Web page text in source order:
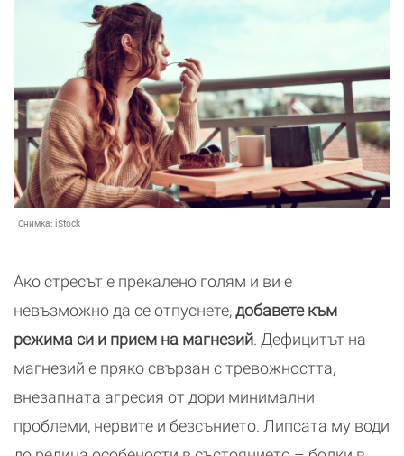
Снимка: iStock
Ако стресът е прекалено голям и ви е
невъзможно да се отпуснете,добавете към
режима си и прием на магнезий. Дефицитът на
магнезий е пряко свързан с тревожността,
внезапната агресия от дори минимални
проблеми, нервите и безсънието. Липсата му води